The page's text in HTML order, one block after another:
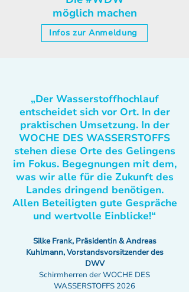
möglich machen
Infos zur Anmeldung
„Der Wasserstoffhochlauf
entscheidet sich vor Ort. In der
praktischen Umsetzung. In der
WOCHE DES WASSERSTOFFS
stehen diese Orte des Gelingens
im Fokus. Begegnungen mit dem,
was wir alle für die Zukunft des
Landes dringend benötigen.
Allen Beteiligten gute Gespräche
und wertvolle Einblicke!“
Silke Frank, Präsidentin & Andreas
Kuhlmann, Vorstandsvorsitzender des
DWV
Schirmherren der WOCHE DES
WASSERSTOFFS 2026